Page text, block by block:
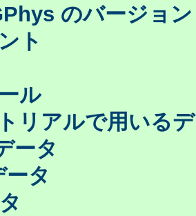
のバージョン
ト
ル
リアルで用いる
ータ
タ